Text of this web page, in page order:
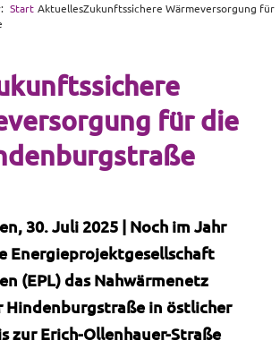
Start AktuellesZukunftssichere Wärmeversorgung für
für die
30. Juli 2025 | Noch im Jahr
Energieprojektgesellschaft
(EPL) das Nahwärmenetz
Hindenburgstraße in östlicher
zur Erich-Ollenhauer-Straße